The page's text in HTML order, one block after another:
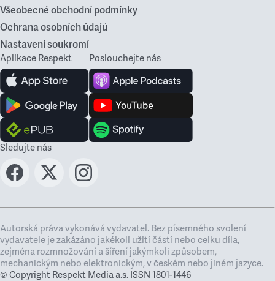
Všeobecné obchodní podmínky
Ochrana osobních údajů
Nastavení soukromí
Aplikace Respekt Poslouchejte nás
Sledujte nás
Autorská práva vykonává vydavatel. Bez písemného svolení
vydavatele je zakázáno jakékoli užití částí nebo celku díla,
zejména rozmnožování a šíření jakýmkoli způsobem,
mechanickým nebo elektronickým, v českém nebo jiném jazyce.
© Copyright Respekt Media a.s. ISSN 1801-1446